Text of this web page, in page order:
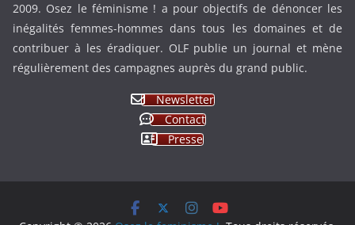
2009. Osez le féminisme ! a pour objectifs de dénoncer les
inégalités femmes-hommes dans tous les domaines et de
contribuer à les éradiquer. OLF publie un journal et mène
régulièrement des campagnes auprès du grand public.
Newsletter
Contact
Presse